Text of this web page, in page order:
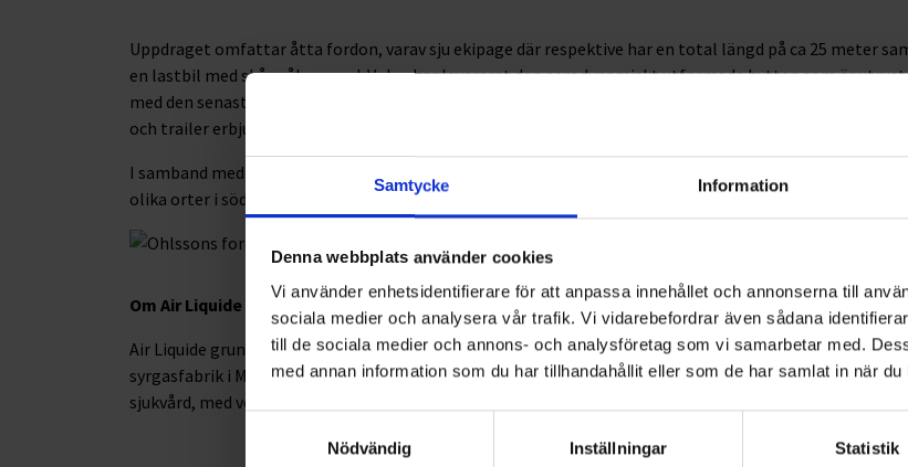
Samtycke Information
Denna webbplats använder cookies
Vi använder enhetsidentifierare för att anpassa innehållet och annonserna till
sociala medier och analysera vår trafik. Vi vidarebefordrar även sådana
till de sociala medier och annons- och analysföretag som vi samarbetar med.
med annan information som du har tillhandahållit eller som de har samlat in när
Nödvändig
Inställningar Statistik
Uppdraget omfattar åtta fordon, varav sju ekipage där respektive har en total längd på ca 25 meter
en lastbil med skåppåbyggnad. Volvo har levererat den aerodynamiskt utformade hytten som är
med den senaste tekniken för att säkerställa en kvalitativ och säker körupplevelse. Ekeris
och trailer erbjuder enkel lastning och lossning och är byggda i en fabrik som klassas som klimatneutral.
I samband med uppdraget välkomnar Ohlssons ett tiotal nya medarbetare som kommer att utgå från
olika orter i södra Sverige.
Om Air Liquide
Air Liquide grundades i Frankrike 1902 och etablerade sig på den svenska marknaden 1912 med en
syrgasfabrik i Malmö. Idag är Air Liquide världsledande inom gas, teknik och tjänster för industri och
sjukvård, med verksamhet i 72 länder och 67 000 anställda.